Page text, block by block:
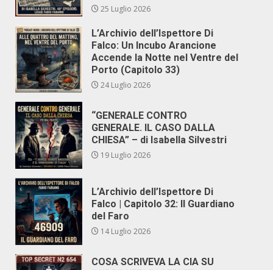
25 Luglio 2026
L’Archivio dell’Ispettore Di
Falco: Un Incubo Arancione
Accende la Notte nel Ventre del
Porto (Capitolo 33)
24 Luglio 2026
“GENERALE CONTRO
GENERALE. IL CASO DALLA
CHIESA” – di Isabella Silvestri
19 Luglio 2026
L’Archivio dell’Ispettore Di
Falco | Capitolo 32: Il Guardiano
del Faro
14 Luglio 2026
COSA SCRIVEVA LA CIA SU